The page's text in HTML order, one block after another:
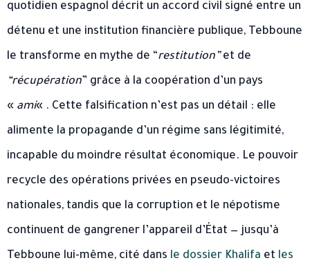
quotidien espagnol décrit un accord civil signé entre un
détenu et une institution financière publique, Tebboune
le transforme en mythe de “restitution”et de
“récupération” grâce à la coopération d’un pays
« ami« . Cette falsification n’est pas un détail : elle
alimente la propagande d’un régime sans légitimité,
incapable du moindre résultat économique. Le pouvoir
recycle des opérations privées en pseudo-victoires
nationales, tandis que la corruption et le népotisme
continuent de gangrener l’appareil d’État — jusqu’à
Tebboune lui-même, cité dans le dossier Khalifa et les